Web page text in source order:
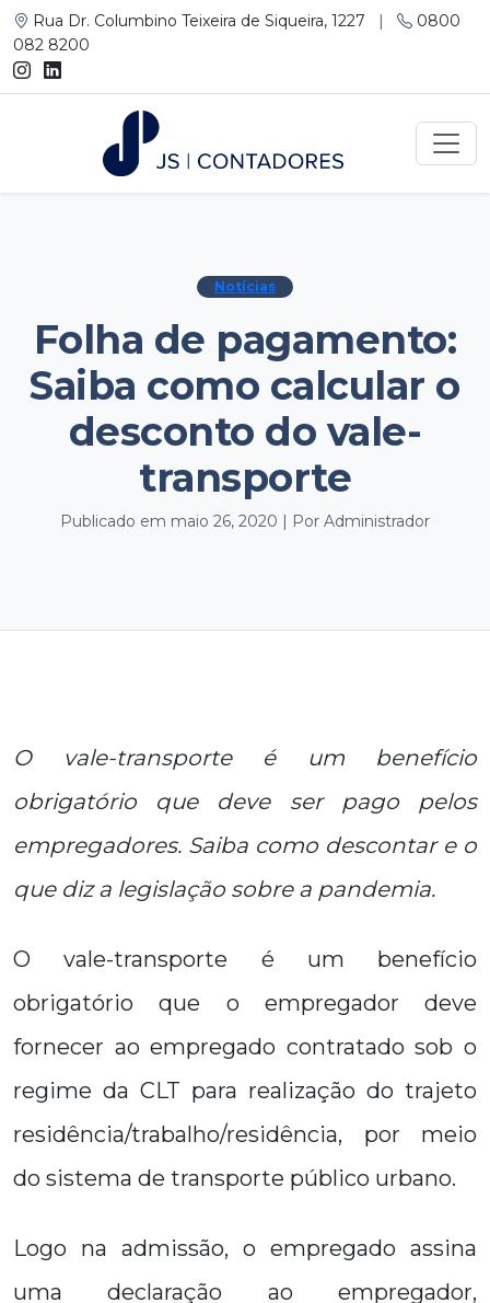
Rua Dr. Columbino Teixeira de Siqueira, 1227 |
0800
082 8200
Notícias
Folha de pagamento:
Saiba como calcular o
desconto do vale-
transporte
Publicado em maio 26, 2020 | Por Administrador
O vale-transporte é um benefício
obrigatório que deve ser pago pelos
empregadores. Saiba como descontar e o
que diz a legislação sobre a pandemia.
O vale-transporte é um benefício
obrigatório que o empregador deve
fornecer ao empregado contratado sob o
regime da CLT para realização do trajeto
residência/trabalho/residência, por meio
do sistema de transporte público urbano.
Logo na admissão, o empregado assina
uma declaração ao empregador,